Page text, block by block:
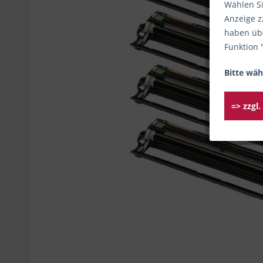
Wählen
Anzeige
haben
Funktion
Bitte
=>